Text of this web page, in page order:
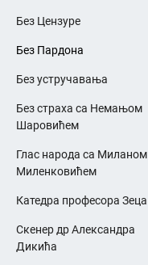
Без Цензуре
Без Пардона
Без устручавања
Без страха са Немањом
Шаровићем
Глас народа са Миланом
Миленковићем
Катедра професора Зеца
Скенер др Александра
Дикића